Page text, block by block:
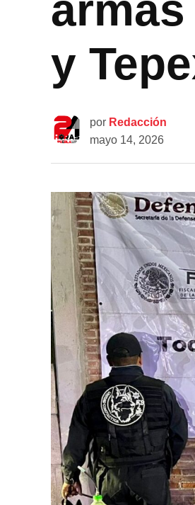
y
por Redacción
mayo 14, 2026